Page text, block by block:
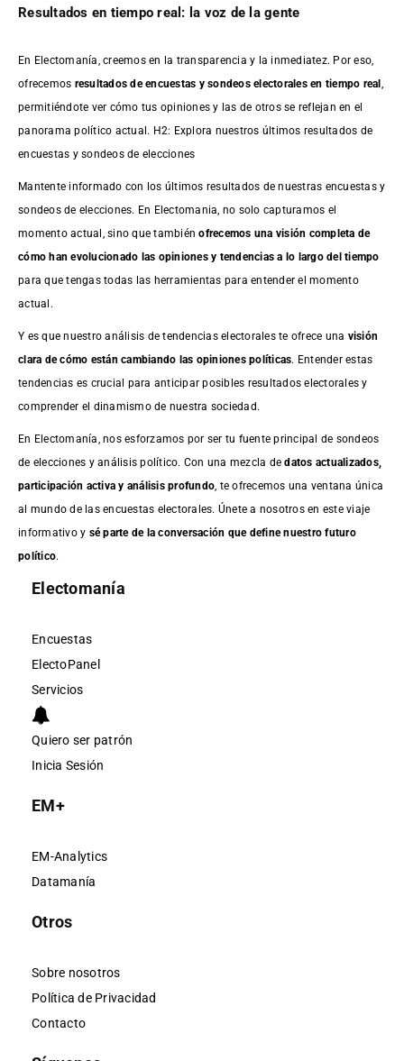
Resultados en tiempo real: la voz de la gente
En Electomanía, creemos en la transparencia y la inmediatez. Por eso,
ofrecemos resultados deencuestas y sondeos electorales en tiempo real
permitiéndote ver cómo tus opiniones y las de otros se reflejan en el
panorama político actual. H2: Explora nuestros últimos resultados de
encuestas y sondeos de elecciones
Mantente informado con los últimos resultados de nuestras encuestasy
sondeos de elecciones. En Electomania, no solo capturamos el
momento actual, sino que tambiénofrecemos una visión completa de
cómo han evolucionado las opiniones y tendencias a lo largo del tiempo
para que tengas todas las herramientas para entender el momento
actual.
Y es que nuestro análisis de tendencias electorales te ofrece una visión
clara de cómo están cambiando las opiniones políticas. Entender estas
tendencias es crucial para anticipar posibles resultados electorales y
comprender el dinamismo de nuestra sociedad.
En Electomanía, nos esforzamos por ser tu fuente principal de sondeos
de elecciones y análisis político. Con una mezcla dedatos actualizados,
participación activa y análisis profundo , te ofrecemos una ventana única
al mundo de las encuestas electorales. Únete a nosotros en este viaje
informativo y sé parte de la conversación que define nuestro futuro
político.
Electomanía
Encuestas
ElectoPanel
Servicios
Quiero ser patrón
Inicia Sesión
EM+
EM-Analytics
Datamanía
Otros
Sobre nosotros
Política de Privacidad
Contacto